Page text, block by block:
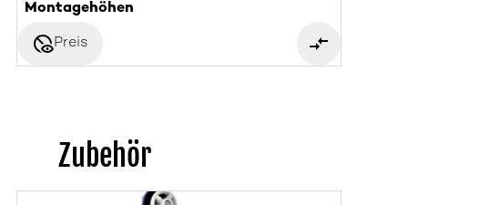
Montagehöhen
disabled_visiblePreis
Zubehör